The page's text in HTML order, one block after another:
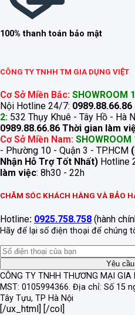
100% thanh toán bảo mật
CÔNG TY TNHH TM GIA DỤNG VIỆT
Cơ Sở Miền Bắc: SHOWROOM
Nội Hotline 24/7:
2: 532 Thụy Khuê - Tây Hồ - Hà
0989.88.66.86 Thời gian làm
Cơ Sở Miền Nam: SHOWROOM
- Phường 10 - Quận 3 - TP.HCM
Nhận Hỗ Trợ Tốt Nhất) Hotline
làm việc: 8h30 - 22h
CHĂM SÓC KHÁCH HÀNG VÀ BẢO
Hotline: 0925.758.758 (hành
Hãy để lại số điện thoại để chúng
CÔNG TY TNHH THƯƠNG MẠI GIA
MST: 0105994366. Địa chỉ: Số 15
Tây Tựu, TP Hà Nội
[/ux_html] [/col]